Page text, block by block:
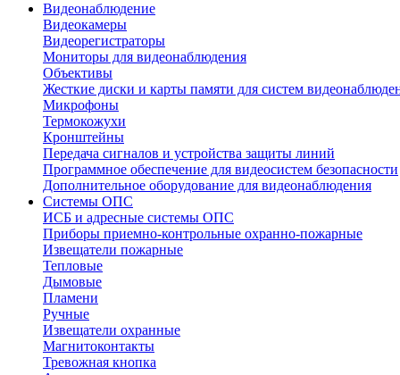
Видеонаблюдение
Видеокамеры
Видеорегистраторы
Мониторы для видеонаблюдения
Объективы
Жесткие диски и карты памяти для систем
Микрофоны
Термокожухи
Кронштейны
Передача сигналов и устройства защиты линий
Программное обеспечение для видеосистем безопасности
Дополнительное оборудование для видеонаблюдения
Системы ОПС
ИСБ и адресные системы ОПС
Приборы приемно-контрольные охранно-пожарные
Извещатели пожарные
Тепловые
Дымовые
Пламени
Ручные
Извещатели охранные
Магнитоконтакты
Тревожная кнопка